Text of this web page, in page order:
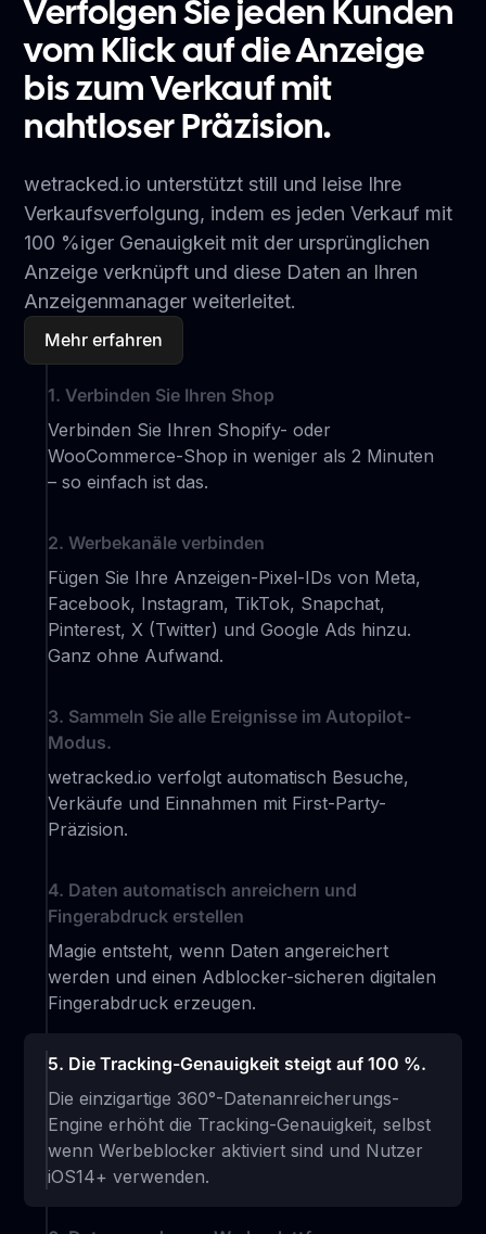
Verfolgen Sie jeden Kunden
vom Klick auf die Anzeige
bis zum Verkauf mit
nahtloser Präzision.
wetracked.io unterstützt still und leise Ihre
Verkaufsverfolgung, indem es jeden Verkauf mit
100 %iger Genauigkeit mit der ursprünglichen
Anzeige verknüpft und diese Daten an Ihren
Anzeigenmanager weiterleitet.
Mehr erfahren
1. Verbinden Sie Ihren Shop
Verbinden Sie Ihren Shopify- oder
WooCommerce-Shop in weniger als 2 Minuten
– so einfach ist das.
2. Werbekanäle verbinden
Fügen Sie Ihre Anzeigen-Pixel-IDs von Meta,
Facebook, Instagram, TikTok, Snapchat,
Pinterest, X (Twitter) und Google Ads hinzu.
Ganz ohne Aufwand.
3. Sammeln Sie alle Ereignisse im Autopilot-
Modus.
wetracked.io verfolgt automatisch Besuche,
Verkäufe und Einnahmen mit First-Party-
Präzision.
4. Daten automatisch anreichern und
Fingerabdruck erstellen
Magie entsteht, wenn Daten angereichert
werden und einen Adblocker-sicheren digitalen
Fingerabdruck erzeugen.
5. Die Tracking-Genauigkeit steigt auf 100 %.
Die einzigartige 360°-Datenanreicherungs-
Engine erhöht die Tracking-Genauigkeit, selbst
wenn Werbeblocker aktiviert sind und Nutzer
iOS14+ verwenden.